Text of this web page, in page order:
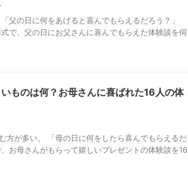
父の日に何をあげると喜んでもらえるだろう？」
で、父の日にお父さんに喜んでもらえた体験談を伺
ものは何？お母さんに喜ばれた16人の体
方が多い、 「母の日に何をしたら喜んでもらえるだ
お母さんがもらって嬉しいプレゼントの体験談を16